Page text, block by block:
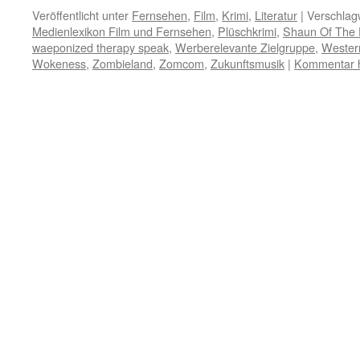
Veröffentlicht unter Fernsehen, Film, Krimi, Literatur |
Medienlexikon Film und Fernsehen, Plüschkrimi, Shaun Of The
waeponized therapy speak, Werberelevante Zielgruppe,
Wokeness, Zombieland, Zomcom, Zukunftsmusik | Kommentar